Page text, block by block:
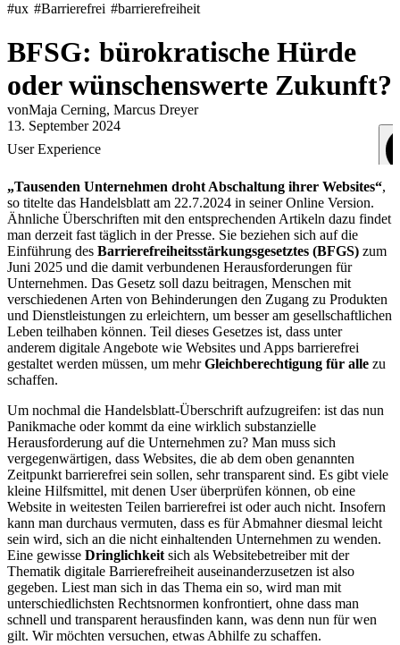
#ux #Barrierefrei #barrierefreiheit
BFSG: bürokratische Hürde
oder wünschenswerte Zukunft?
vonMaja Cerning, Marcus Dreyer
13. September 2024
User Experience
„Tausenden Unternehmen droht Abschaltung ihrer Websites“,
so titelte das Handelsblatt am 22.7.2024 in seiner Online Version.
Ähnliche Überschriften mit den entsprechenden Artikeln dazu findet
man derzeit fast täglich in der Presse. Sie beziehen sich auf die
Einführung des Barrierefreiheitsstärkungsgesetztes (BFGS) zum
Juni 2025 und die damit verbundenen Herausforderungen für
Unternehmen. Das Gesetz soll dazu beitragen, Menschen mit
verschiedenen Arten von Behinderungen den Zugang zu Produkten
und Dienstleistungen zu erleichtern, um besser am gesellschaftlichen
Leben teilhaben können. Teil dieses Gesetzes ist, dass unter
anderem digitale Angebote wie Websites und Apps barrierefrei
gestaltet werden müssen, um mehrGleichberechtigung für alle zu
schaffen.
Um nochmal die Handelsblatt-Überschrift aufzugreifen: ist das nun
Panikmache oder kommt da eine wirklich substanzielle
Herausforderung auf die Unternehmen zu? Man muss sich
vergegenwärtigen, dass Websites, die ab dem oben genannten
Zeitpunkt barrierefrei sein sollen, sehr transparent sind. Es gibt viele
kleine Hilfsmittel, mit denen User überprüfen können, ob eine
Website in weitesten Teilen barrierefrei ist oder auch nicht. Insofern
kann man durchaus vermuten, dass es für Abmahner diesmal leicht
sein wird, sich an die nicht einhaltenden Unternehmen zu wenden.
Eine gewisse Dringlichkeitsich als Websitebetreiber mit der
Thematik digitale Barrierefreiheit auseinanderzusetzen ist also
gegeben. Liest man sich in das Thema ein so, wird man mit
unterschiedlichsten Rechtsnormen konfrontiert, ohne dass man
schnell und transparent herausfinden kann, was denn nun für wen
gilt. Wir möchten versuchen, etwas Abhilfe zu schaffen.